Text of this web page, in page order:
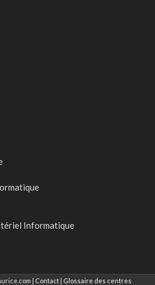
Informatique
| Contact| Glossaire des centres